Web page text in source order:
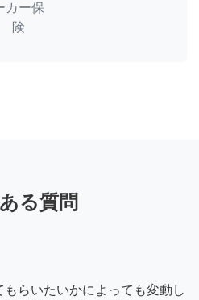
カー保
険
る質問
らいたいかによっても変動し